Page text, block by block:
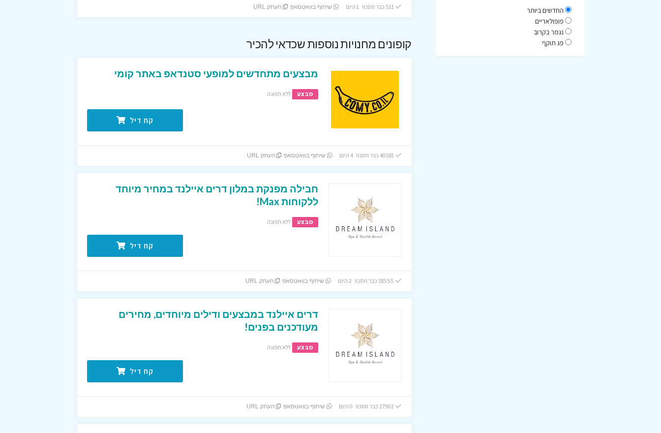
511 כבר חסכו! 1 היום שיתוף בוואטסאפ העתק URL
קופונים מחנויות נוספות שכדאי להכיר
מבצעים מתחדשים למופעי סטנדאפ באתר קומי
מבצע ללא תפוגה
קח דיל
40581 כבר חסכו! 4 היום שיתוף בוואטסאפ העתק URL
חבילה מפנקת במלון דרים איילנד במחיר מיוחד
ללקוחות Max!
מבצע ללא תפוגה
קח דיל
שיתוף בוואטסאפ העתק URL
דרים איילנד במבצעים ודילים מיוחדים, מחירים
מעודכנים בפנים!
מבצע ללא תפוגה
קח דיל
27902 כבר חסכו! 0 היום שיתוף בוואטסאפ העתק URL
החדשים ביותר
פופולאריים
נגמר בקרוב
פג תוקף